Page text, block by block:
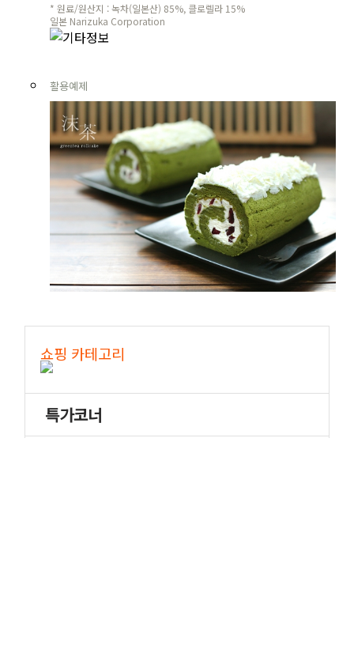
* 원료/원산지 : 녹차(일본산) 85%, 클로렐라 15%
일본 Narizuka Corporation
활용예제